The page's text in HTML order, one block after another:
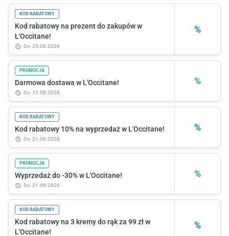
%
KOD RABATOWY
Kod rabatowy na prezent do zakupów w
L'Occitane!
do 25.08.2026
%
PROMOCJA
Darmowa dostawa w L'Occitane!
do 12.08.2026
%
KOD RABATOWY
Kod rabatowy 10% na wyprzedaż w L'Occitane!
do 21.08.2026
%
PROMOCJA
Wyprzedaż do -30% w L'Occitane!
do 21.08.2026
%
KOD RABATOWY
Kod rabatowy na 3 kremy do rąk za 99 zł w
L'Occitane!